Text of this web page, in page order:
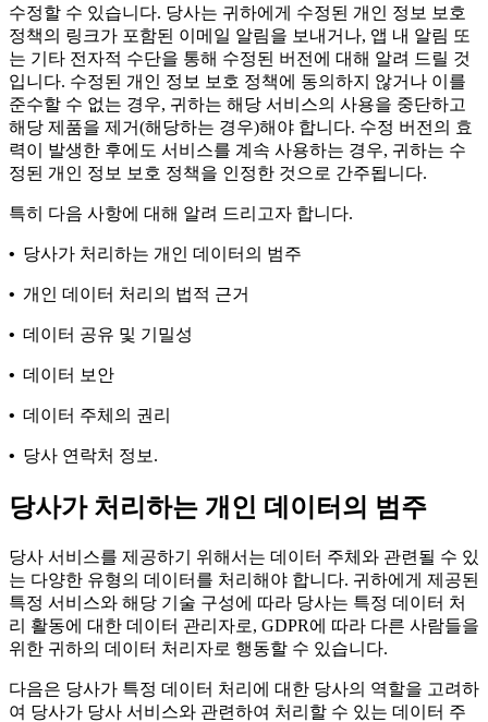
수정할 수 있습니다. 당사는 귀하에게 수정된 개인 정보 보호
정책의 링크가 포함된 이메일 알림을 보내거나, 앱 내 알림 또
는 기타 전자적 수단을 통해 수정된 버전에 대해 알려 드릴 것
입니다. 수정된 개인 정보 보호 정책에 동의하지 않거나 이를
준수할 수 없는 경우, 귀하는 해당 서비스의 사용을 중단하고
해당 제품을 제거(해당하는 경우)해야 합니다. 수정 버전의 효
력이 발생한 후에도 서비스를 계속 사용하는 경우, 귀하는 수
정된 개인 정보 보호 정책을 인정한 것으로 간주됩니다.
특히 다음 사항에 대해 알려 드리고자 합니다.
• 당사가 처리하는 개인 데이터의 범주
• 개인 데이터 처리의 법적 근거
• 데이터 공유 및 기밀성
• 데이터 보안
• 데이터 주체의 권리
• 당사 연락처 정보.
당사가 처리하는 개인 데이터의 범주
당사 서비스를 제공하기 위해서는 데이터 주체와 관련될 수 있
는 다양한 유형의 데이터를 처리해야 합니다. 귀하에게 제공된
특정 서비스와 해당 기술 구성에 따라 당사는 특정 데이터 처
리 활동에 대한 데이터 관리자로, GDPR에 따라 다른 사람들을
위한 귀하의 데이터 처리자로 행동할 수 있습니다.
다음은 당사가 특정 데이터 처리에 대한 당사의 역할을 고려하
여 당사가 당사 서비스와 관련하여 처리할 수 있는 데이터 주